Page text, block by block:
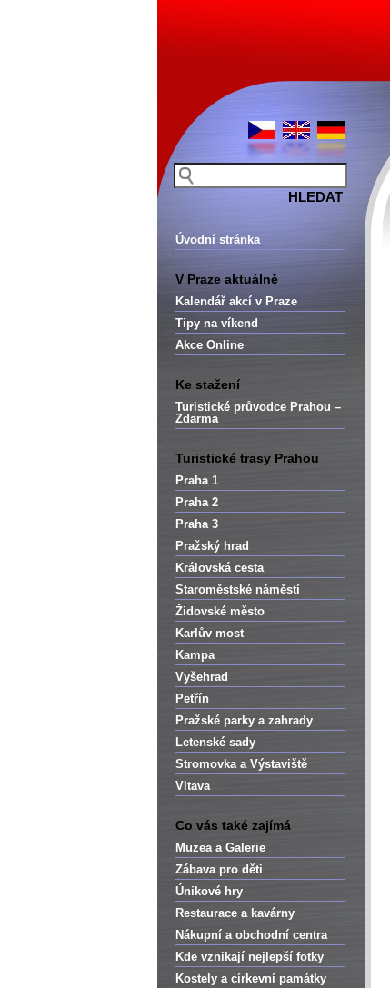
Úvodní stránka
V Praze aktuálně
Kalendář akcí v Praze
Tipy na víkend
Akce Online
Ke stažení
Turistické průvodce Prahou –
Zdarma
Turistické trasy Prahou
Praha 1
Praha 2
Praha 3
Pražský hrad
Královská cesta
Staroměstské náměstí
Židovské město
Karlův most
Kampa
Vyšehrad
Petřín
Pražské parky a zahrady
Letenské sady
Stromovka a Výstaviště
Vltava
Co vás také zajímá
Muzea a Galerie
Zábava pro děti
Únikové hry
Restaurace a kavárny
Nákupní a obchodní centra
Kde vznikají nejlepší fotky
Kostely a církevní památky